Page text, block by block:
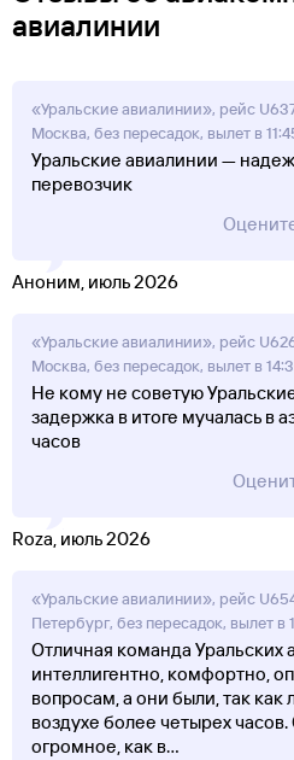
авиалинии
«Уральские авиалинии», рейс
Москва, без пересадок, вылет в
Уральские авиалинии —
перевозчик
Аноним, июль 2026
«Уральские авиалинии», рейс
Москва, без пересадок, вылет в
Не кому не советую
задержка в итоге мучалась в
часов
Roza, июль 2026
«Уральские авиалинии», рейс
Петербург, без пересадок, вылет в
Отличная команда Уральских
интеллигентно, комфортно,
вопросам, а они были, так
воздухе более четырех
огромное, как в...